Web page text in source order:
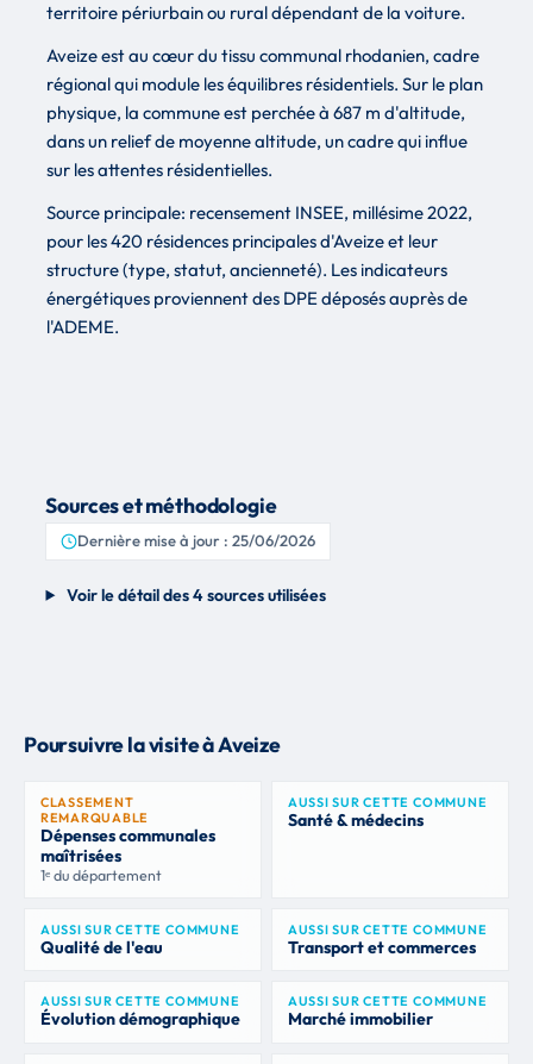
territoire périurbain ou rural dépendant de la voiture.
Aveize est au cœur du tissu communal rhodanien, cadre
régional qui module les équilibres résidentiels. Sur le plan
physique, la commune est perchée à 687 m d'altitude,
dans un relief de moyenne altitude, un cadre qui influe
sur les attentes résidentielles.
Source principale: recensement INSEE, millésime 2022,
pour les 420 résidences principales d'Aveize et leur
structure (type, statut, ancienneté). Les indicateurs
énergétiques proviennent des DPE déposés auprès de
l'ADEME.
Sources et méthodologie
Dernière mise à jour : 25/06/2026
Voir le détail des 4 sources utilisées
Poursuivre la visite à Aveize
CLASSEMENT
REMARQUABLE
Dépenses communales
maîtrisées
1ᵉ du département
AUSSI SUR CETTE COMMUNE
Santé & médecins
AUSSI SUR CETTE COMMUNE
Qualité de l'eau
AUSSI SUR CETTE COMMUNE
Transport et commerces
AUSSI SUR CETTE COMMUNE
Évolution démographique
AUSSI SUR CETTE COMMUNE
Marché immobilier